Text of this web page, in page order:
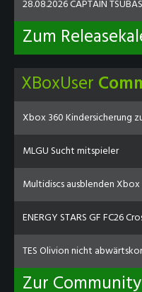
28.08.2026 CAPTAIN
Zum
XBoxUser
Xbox 360 Kindersicherung
MLGU Sucht mitspieler
Multidiscs ausblenden Xbox
ENERGY STARS GF FC26
TES Olivion nicht
Zur Community